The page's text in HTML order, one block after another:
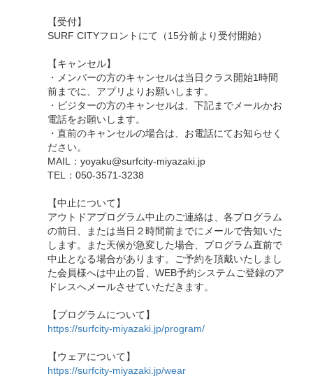
【受付】
SURF CITYフロントにて（15分前より受付開始）
【キャンセル】
・メンバーの方のキャンセルは当日クラス開始1時間
前までに、アプリよりお願いします。
・ビジターの方のキャンセルは、下記までメールかお
電話をお願いします。
・直前のキャンセルの場合は、お電話にてお知らせく
ださい。
MAIL：yoyaku@surfcity-miyazaki.jp
TEL：050-3571-3238
【中止について】
アウトドアプログラム中止のご連絡は、各プログラム
の前日、または当日２時間前までにメールで告知いた
します。また天候が急変した場合、プログラム直前で
中止となる場合があります。ご予約を頂戴いたしまし
た会員様へは中止の旨、WEB予約システムご登録のア
ドレスへメールさせていただきます。
【プログラムについて】
https://surfcity-miyazaki.jp/program/
【ウェアについて】
https://surfcity-miyazaki.jp/wear